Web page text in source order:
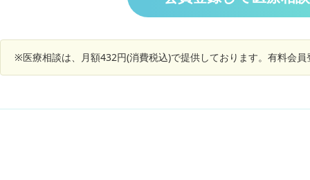
っても
ているのですが、リスクを考えるとなかなか決断
できません。現在、非正規雇用で働いています
ん。現時点では、目立った症状もなく、休むこと
なく仕事もしております。腫瘍が大きくなる可能
てんか
という
で調べ
る。自
※医療相談は、月額432円(消費税込)で提供しております。有料会